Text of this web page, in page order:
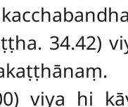
34.42)
viya hi